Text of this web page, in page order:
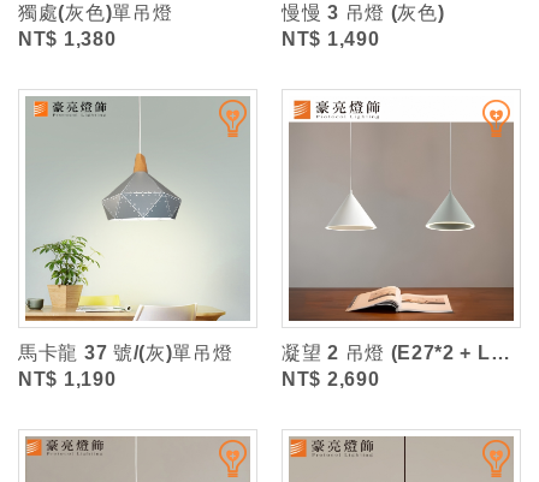
獨處(灰色)單吊燈
NT$ 1,380
慢慢 3 吊燈 (灰色)
NT$ 1,490
馬卡龍 37 號/(灰)單吊燈
NT$ 1,190
凝望 2 吊燈 (E27*2 + LED 8W自然光*2)
NT$ 2,690